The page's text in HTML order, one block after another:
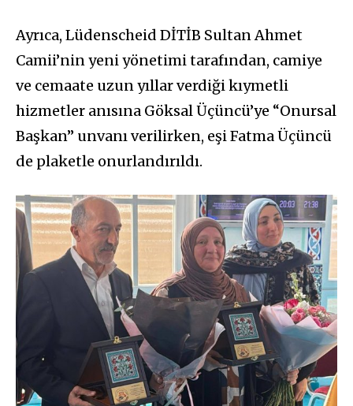
Ayrıca, Lüdenscheid DİTİB Sultan Ahmet
Camii’nin yeni yönetimi tarafından, camiye
ve cemaate uzun yıllar verdiği kıymetli
hizmetler anısına Göksal Üçüncü’ye “Onursal
Başkan” unvanı verilirken, eşi Fatma Üçüncü
de plaketle onurlandırıldı.